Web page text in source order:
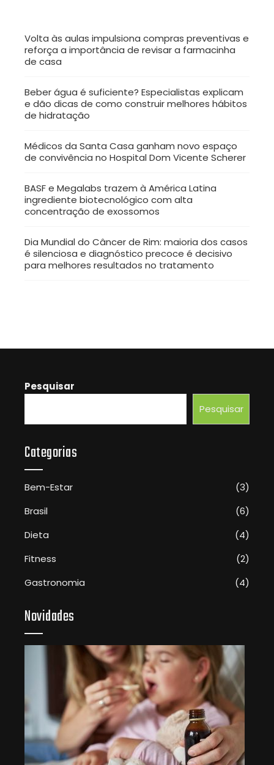
Volta às aulas impulsiona compras preventivas e
reforça a importância de revisar a farmacinha
de casa
Beber água é suficiente? Especialistas explicam
e dão dicas de como construir melhores hábitos
de hidratação
Médicos da Santa Casa ganham novo espaço
de convivência no Hospital Dom Vicente Scherer
BASF e Megalabs trazem à América Latina
ingrediente biotecnológico com alta
concentração de exossomos
Dia Mundial do Câncer de Rim: maioria dos casos
é silenciosa e diagnóstico precoce é decisivo
para melhores resultados no tratamento
Pesquisar
Pesquisar
Categorias
Bem-Estar
(3)
Brasil
(6)
Dieta
(4)
Fitness
(2)
Gastronomia
(4)
Novidades